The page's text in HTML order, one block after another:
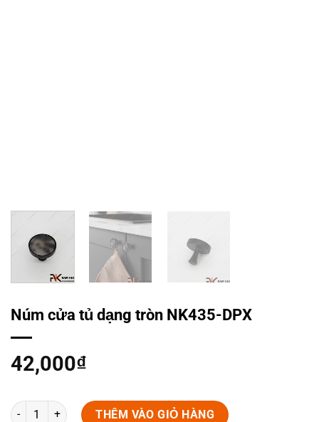
Núm cửa tủ dạng tròn NK435-DPX
42,000₫
Núm cửa tủ dạng tròn NK435-DPX số lượng
THÊM VÀO GIỎ HÀNG